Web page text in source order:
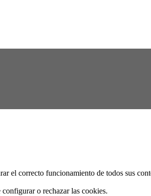
el correcto funcionamiento de todos sus
o rechazar las cookies.